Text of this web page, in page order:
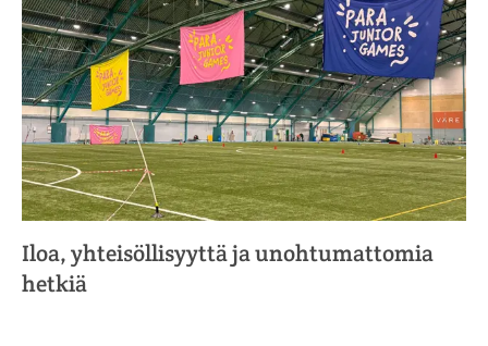
Iloa, yhteisöllisyyttä ja unohtumattomia
hetkiä